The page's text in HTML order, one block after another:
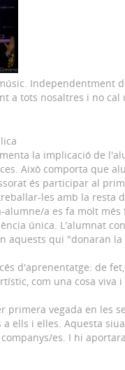
Independentment
a tots nosaltres i no
la implicació de
Això comporta que
és participar al
les amb la resta
a es fa molt
única. L'alumnat
aquests qui "donaran
d'aprenentatge: de
com una cosa
vegada en les
ells i elles. Aquesta
es. I hi